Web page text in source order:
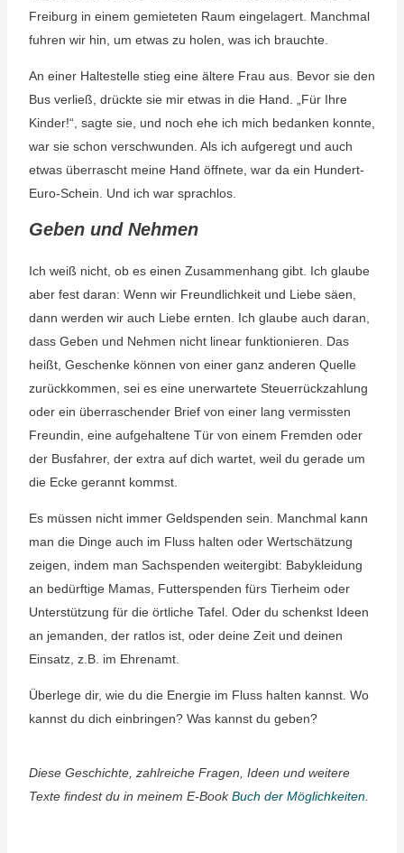
Freiburg in einem gemieteten Raum eingelagert. Manchmal
fuhren wir hin, um etwas zu holen, was ich brauchte.
An einer Haltestelle stieg eine ältere Frau aus. Bevor sie den
Bus verließ, drückte sie mir etwas in die Hand. „Für Ihre
Kinder!“, sagte sie, und noch ehe ich mich bedanken konnte,
war sie schon verschwunden. Als ich aufgeregt und auch
etwas überrascht meine Hand öffnete, war da ein Hundert-
Euro-Schein. Und ich war sprachlos.
Geben und Nehmen
Ich weiß nicht, ob es einen Zusammenhang gibt. Ich glaube
aber fest daran: Wenn wir Freundlichkeit und Liebe säen,
dann werden wir auch Liebe ernten. Ich glaube auch daran,
dass Geben und Nehmen nicht linear funktionieren. Das
heißt, Geschenke können von einer ganz anderen Quelle
zurückkommen, sei es eine unerwartete Steuerrückzahlung
oder ein überraschender Brief von einer lang vermissten
Freundin, eine aufgehaltene Tür von einem Fremden oder
der Busfahrer, der extra auf dich wartet, weil du gerade um
die Ecke gerannt kommst.
Es müssen nicht immer Geldspenden sein. Manchmal kann
man die Dinge auch im Fluss halten oder Wertschätzung
zeigen, indem man Sachspenden weitergibt: Babykleidung
an bedürftige Mamas, Futterspenden fürs Tierheim oder
Unterstützung für die örtliche Tafel. Oder du schenkst Ideen
an jemanden, der ratlos ist, oder deine Zeit und deinen
Einsatz, z.B. im Ehrenamt.
Überlege dir, wie du die Energie im Fluss halten kannst. Wo
kannst du dich einbringen? Was kannst du geben?
Diese Geschichte, zahlreiche Fragen, Ideen und weitere
Texte findest du in meinem E-BookBuch der Möglichkeiten.